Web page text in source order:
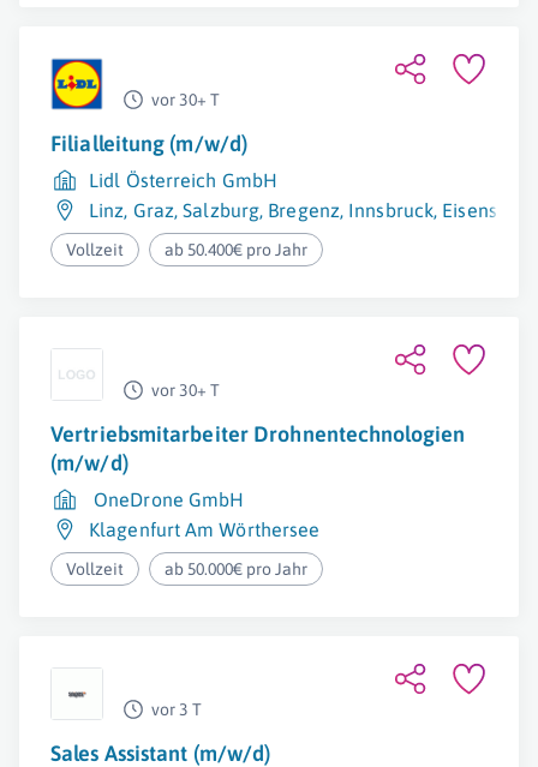
vor 30+ T
Filialleitung (m/w/d)
Lidl Österreich GmbH
Linz, Graz,Salzburg, Bregenz, Innsbruck, Eisenstadt
Vollzeit ab 50.400€ pro Jahr
vor 30+ T
Vertriebsmitarbeiter Drohnentechnologien
(m/w/d)
OneDrone GmbH
Klagenfurt Am Wörthersee
Vollzeit ab 50.000€ pro Jahr
vor 3 T
Sales Assistant (m/w/d)